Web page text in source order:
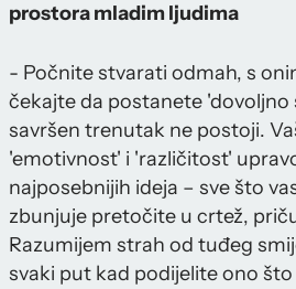
prostora mladim ljudima
- Počnite stvarati odmah, s
čekajte da postanete 'dovoljno
savršen trenutak ne postoji.
'emotivnost' i 'različitost'
najposebnijih ideja – sve što
zbunjuje pretočite u crtež,
Razumijem strah od tuđeg
svaki put kad podijelite ono